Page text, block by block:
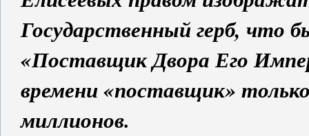
Государственный герб, что
«Поставщик Двора Его
времени «поставщик»
миллионов.